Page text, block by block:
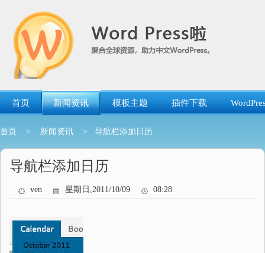
首页 新闻资讯 模板主题 插件下载
首页 > 新闻资讯 > 导航栏添加日历
导航栏添加日历
ven 星期日,2011/10/09 08:28